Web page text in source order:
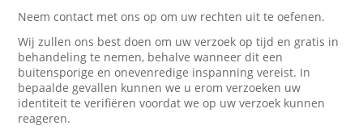
Neem contact met ons op om uw rechten uit te oefenen.
Wij zullen ons best doen om uw verzoek op tijd en gratis in
behandeling te nemen, behalve wanneer dit een
buitensporige en onevenredige inspanning vereist. In
bepaalde gevallen kunnen we u erom verzoeken uw
identiteit te verifiëren voordat we op uw verzoek kunnen
reageren.